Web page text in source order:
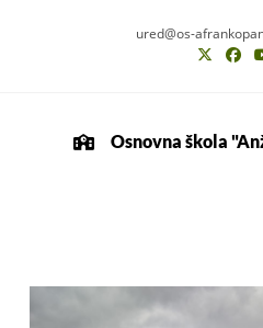
ured@os-
Osnovna škola